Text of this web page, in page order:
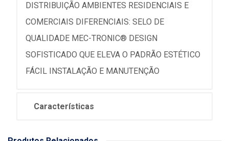
DISTRIBUIÇÃO AMBIENTES RESIDENCIAIS E
COMERCIAIS DIFERENCIAIS: SELO DE
QUALIDADE MEC-TRONIC® DESIGN
SOFISTICADO QUE ELEVA O PADRÃO ESTÉTICO
FÁCIL INSTALAÇÃO E MANUTENÇÃO
Características